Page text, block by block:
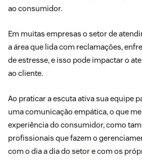
ao consumidor.
Em muitas empresas o setor de
a área que lida com reclamações,
de estresse, e isso pode impactar o
ao cliente.
Ao praticar a escuta ativa sua equipe
umacomunicação empática, o que
experiência do consumidor, como
profissionais que fazem o
com o dia a dia do setor e com os